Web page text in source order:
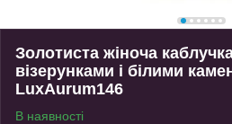
Золотиста жіноча
візерунками і білими
LuxAurum146
В наявності